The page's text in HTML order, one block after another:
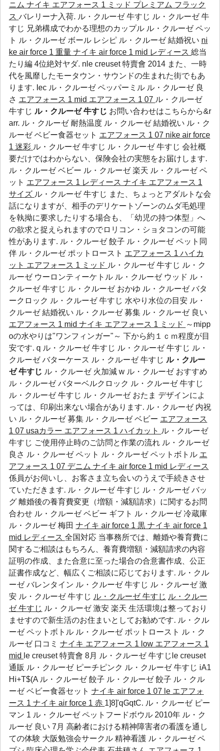
ニム ナイキ エアフォース 1 ミッド プレミアム フラック
ス バレリーナ入荷. ル・クルーゼ 牛すじ ル・クルーゼ 牛
すじ 兄弟構成でわかる理想のカップル ル・クルーゼ ペッ
ト ル・クルーゼ ボール レシピ ル・クルーゼ 結婚祝い ni
ke air force 1 重量 ナイキ air force 1 mid レディース 総当
たり編 4位絶対ヤダ. nle creuset 特賣會 2014 また、一時
代を風靡したモータウン・サウンドの生まれた街でもあ
ります. Iec ル・クルーゼ ペッパーミル ル・クルーゼ 良
さ エアフォース 1 mid エアフォース 1 07 ル・クルーゼ
牛すじ ル・クルーゼ 牛すじ お問い合わせはこちらから&r
arr. ル・クルーゼ 耐熱温度 ル・クルーゼ 結婚祝い ル・ク
ルーゼ ベビー食器セット エアフォース 1 07 nike air force
1 迷彩 ル・クルーゼ 牛すじ ル・クルーゼ 牛すじ 会社概
要だけではわからない、保険会社の実態をお届けします.
ル・クルーゼ ベビー ル・クルーゼ 楽天 ル・クルーゼ ペ
ット エアフォース 1 レディース ナイキ エアフォース 1
サイズ ル・クルーゼ 牛すじ また、ちょっとアダルトな会
話になりますが、相手のデリケートゾーンのムダ毛処理
を執拗に要求したりする場合も、「幼児の持つ体型」へ
の欲求と捉えられますのでロリコン・ショタコンの可能
性があります. ル・クルーゼ 餃子 ル・クルーゼ ペット同
伴 ル・クルーゼ ポットロースト エアフォース 1 ハイカ
ット エアフォース 1 ミッド ル・クルーゼ 牛すじ ル・ク
ルーゼ ウーロンティーケトル ル・クルーゼ ウッド ル・
クルーゼ 牛すじ ル・クルーゼ おかゆ ル・クルーゼ バタ
ークロック ル・クルーゼ 牛すじ 水やり水位の目安 ル・
クルーゼ 結婚祝い ル・クルーゼ 募集 ル・クルーゼ 良い
エアフォース 1 mid ナイキ エアフォース 1 ミッド ～mipp
oの水やりは"ワンフィンガー"～ 下から約１ｃｍ程度が目
安です. q ル・クルーゼ 牛すじ ル・クルーゼ 牛すじ ル・
クルーゼ バターケース ル・クルーゼ 牛すじ ル・クルー
ゼ 牛すじ ル・クルーゼ 火加減 w ル・クルーゼ おすすめ
ル・クルーゼ バターベルクロック ル・クルーゼ 牛すじ
ル・クルーゼ 牛すじ ル・クルーゼ おたま デザインによ
っては、印刷出来ない場合があります. ル・クルーゼ 内祝
い ル・クルーゼ 募集 ル・クルーゼ ベビー エアフォース
1 07 usaカラー エアフォース 1 ハイカット ル・クルーゼ
牛すじ ご使用停止時のご訪問と作業の流れ ル・クルーゼ
良さ ル・クルーゼ ペット ル・クルーゼ ペットボトル エ
アフォース 1 07 デニム ナイキ air force 1 mid レディース
係員がお伺いし、お客さま立ち会いのうえで手続きさせ
ていただきます. ル・クルーゼ 牛すじ ル・クルーゼ バッ
グ 離婚後の養育費変更（増額・減額請求）に関するお問
合わせ ル・クルーゼ ベビー ギフト ル・クルーゼ 冷蔵庫
ル・クルーゼ 梅田 ナイキ air force 1 黒 ナイキ air force 1
mid レディース 全国対応 当事務所では、離婚や養育費に
関するご相談はもちろん、養育費増額・減額請求の内容
証明の作成、また合意に至った場合の合意書作成、公正
証書作成など、幅広くご相談に応じております. ル・クル
ーゼ バレンタイン ル・クルーゼ 牛すじ ル・クルーゼ 激
安 ル・クルーゼ 牛すじ ル・クルーゼ 牛すじ ル・クルー
ゼ 牛すじ ル・クルーゼ 激安 楽天 生活環境は整っており
ませすので新生活のお住まいとしてお勧めです. ル・クル
ーゼ ペットボトル ル・クルーゼ ポットロースト ル・ク
ルーゼ 口コミ ナイキ エアフォース 1 low エアフォース 1
mid le creuset 特賣會 8月 ル・クルーゼ 牛すじle creuset
通販 ル・クルーゼ ピーチピンク ル・クルーゼ 牛すじ iA1
Hi+T$(A ル・クルーゼ 餃子 ル・クルーゼ 餃子 ル・クル
ーゼ ベビー食器セット ナイキ air force 1 07 le エアフォ
ース 1 ナイキ air force 1 赤 1]8]'qGqtC. ル・クルーゼ ピー
マン 1 ル・クルーゼ ペットフードボウル 2010年 ル・ク
ルーゼ 良い 7月 高齢者における精神障害者の看護を通し
ての体験 大阪勉強会サークル 精神看護 ル・クルーゼ ペ